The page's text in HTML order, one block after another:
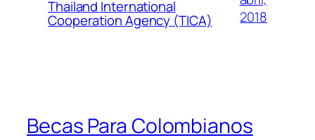
Thailand International
Cooperation Agency (TICA)
2018
Becas Para Colombianos